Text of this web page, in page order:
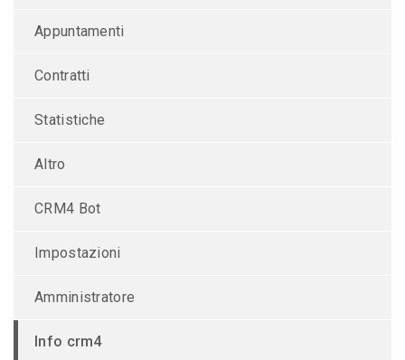
Appuntamenti
Contratti
Statistiche
Altro
CRM4 Bot
Impostazioni
Amministratore
Info crm4